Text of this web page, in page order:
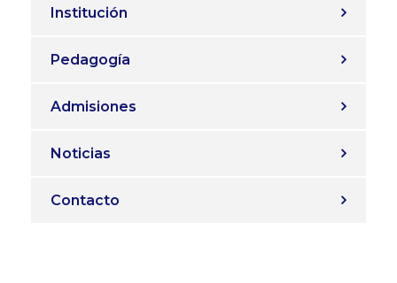
Institución
Pedagogía
Admisiones
Noticias
Contacto